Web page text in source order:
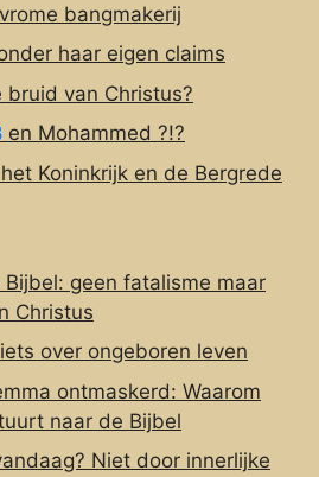
bangmakerij
haar eigen claims
van Christus?
en Mohammed ?!?
Koninkrijk en de Bergrede
geen fatalisme maar
Christus
over ongeboren leven
ontmaskerd: Waarom
naar de Bijbel
Niet door innerlijke